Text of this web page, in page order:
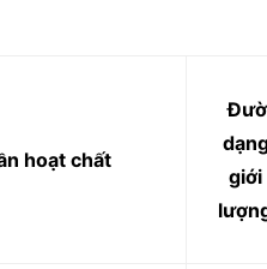
hoạt chất
giới